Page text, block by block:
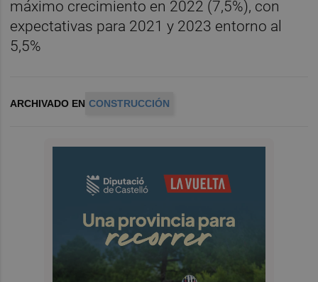
máximo crecimiento en 2022 (7,5%), con
expectativas para 2021 y 2023 entorno al
5,5%
ARCHIVADO EN CONSTRUCCIÓN